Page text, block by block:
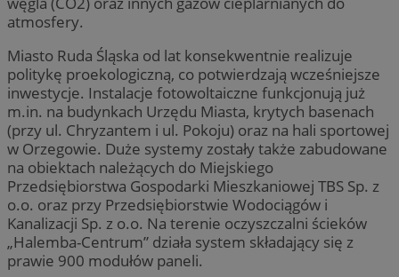
atmosfery.
Miasto Ruda Śląska od lat konsekwentnie realizuje
politykę proekologiczną, co potwierdzają wcześniejsze
inwestycje. Instalacje fotowoltaiczne funkcjonują już
m.in. na budynkach Urzędu Miasta, krytych basenach
(przy ul. Chryzantem i ul. Pokoju) oraz na hali sportowej
w Orzegowie. Duże systemy zostały także zabudowane
na obiektach należących do Miejskiego
Przedsiębiorstwa Gospodarki Mieszkaniowej TBS Sp. z
o.o. oraz przy Przedsiębiorstwie Wodociągów i
Kanalizacji Sp. z o.o. Na terenie oczyszczalni ścieków
„Halemba-Centrum” działa system składający się z
prawie 900 modułów paneli.